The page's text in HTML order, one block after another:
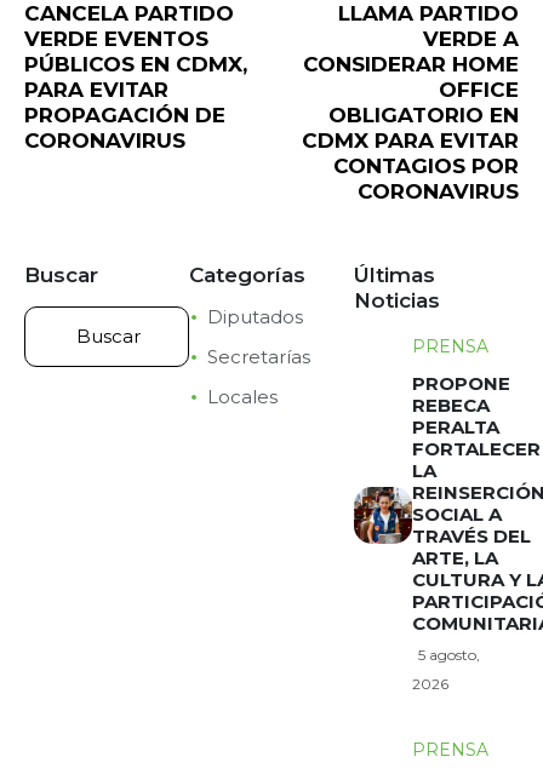
CANCELA PARTIDO
VERDE EVENTOS
PÚBLICOS EN CDMX,
PARA EVITAR
PROPAGACIÓN DE
CORONAVIRUS
LLAMA PARTIDO
VERDE A
CONSIDERAR HOME
OFFICE
OBLIGATORIO EN
CDMX PARA EVITAR
CONTAGIOS POR
CORONAVIRUS
Buscar Categorías
Diputados
Secretarías
Locales
Últimas
Noticias
PRENSA
PROPONE
REBECA
PERALTA
FORTALECER
LA
SOCIAL A
TRAVÉS DEL
ARTE, LA
CULTURA Y
5 agosto,
2026
PRENSA